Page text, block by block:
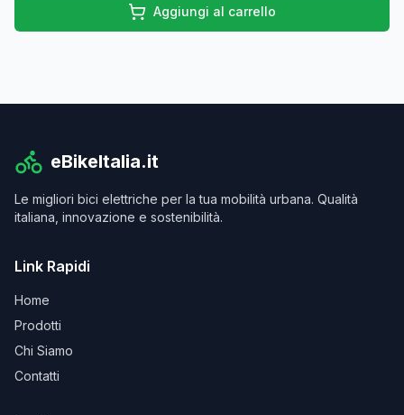
Aggiungi al carrello
eBikeItalia.it
Le migliori bici elettriche per la tua mobilità urbana. Qualità
italiana, innovazione e sostenibilità.
Link Rapidi
Home
Prodotti
Chi Siamo
Contatti